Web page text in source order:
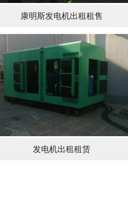
康明斯发电机出租租售
发电机出租租赁